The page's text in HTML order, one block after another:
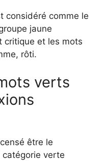
considéré comme le
jaune
critique et les mots
rôti.
verts
être le
verte